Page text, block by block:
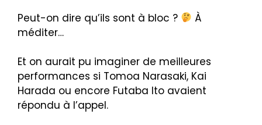
Peut-on dire qu’ils sont à bloc ?
À
méditer…
Et on aurait pu imaginer de meilleures
performances si Tomoa Narasaki, Kai
Harada ou encore Futaba Ito avaient
répondu à l’appel.